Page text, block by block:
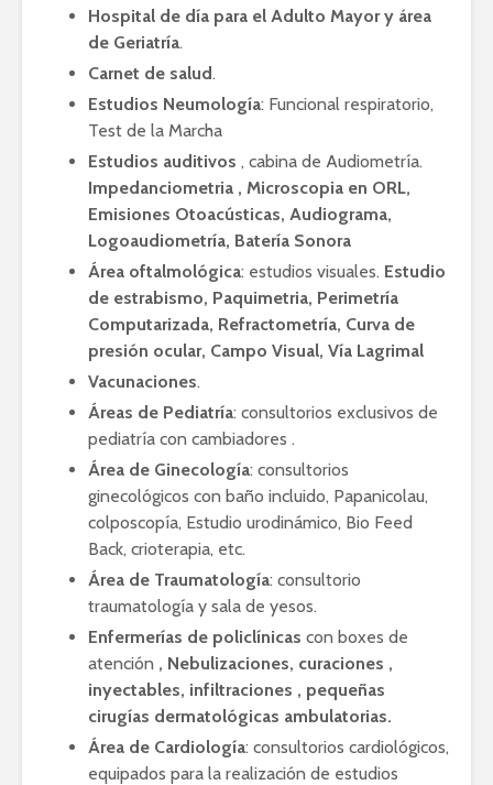
Hospital de día para el Adulto Mayor y área
de Geriatría.
Carnet de salud.
Estudios Neumología: Funcional respiratorio,
Test de la Marcha
Estudios auditivos , cabina de Audiometría.
Impedanciometria , Microscopia en ORL,
Emisiones Otoacústicas, Audiograma,
Logoaudiometría, Batería Sonora
Área oftalmológica: estudios visuales. Estudio
de estrabismo, Paquimetria, Perimetría
Computarizada, Refractometría, Curva de
presión ocular, Campo Visual, Vía Lagrimal
Vacunaciones.
Áreas de Pediatría: consultorios exclusivos de
pediatría con cambiadores .
Área de Ginecología: consultorios
ginecológicos con baño incluido, Papanicolau,
colposcopía, Estudio urodinámico, Bio Feed
Back, crioterapia, etc.
Área de Traumatología: consultorio
traumatología y sala de yesos.
Enfermerías de policlínicas con boxes de
atención , Nebulizaciones, curaciones ,
inyectables, infiltraciones , pequeñas
cirugías dermatológicas ambulatorias.
Área de Cardiología: consultorios cardiológicos,
equipados para la realización de estudios